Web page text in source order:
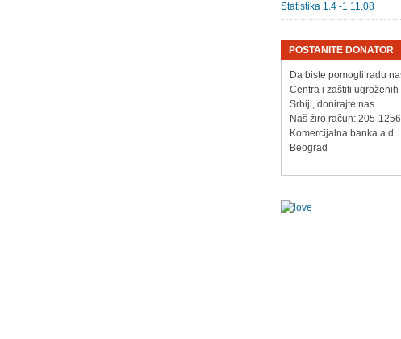
Statistika 1.4 -1.11.08
POSTANITE DONATOR
Da biste pomogli radu
Centra i zaštiti ugroženih
Srbiji, donirajte nas.
Naš žiro račun: 205-
Komercijalna banka a.d.
Beograd